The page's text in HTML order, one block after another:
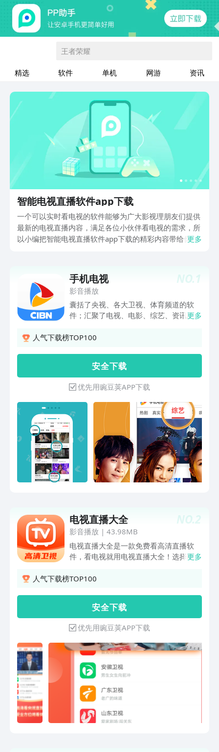
王者荣耀
精选 软件 单机 网游 资讯
智能电视直播软件app下载
一个可以实时看电视的软件能够为广大影视理朋友们提供
最新的电视直播内容，满足各位小伙伴看电视的需求，所
以小编把智能电视直播软件app下载的精彩内容带给你
的电视直播体验，有这方面需求的不妨下载下面这些软件
感受一下。
更多
NO.1
手机电视
影音播放
囊括了央视、各大卫视、体育频道的软
件；汇聚了电视、电影、综艺、资讯的播
典电影搜索即达，八卦一手掌握！追看热
出，都能让你更快的追看。万一错过，还
支持三天之内的节目回放，精彩剧情一集
不落。《欢乐颂2》《择天记》《思美
人》《白鹿原》《继承人》《外科》《大
唐荣耀2》。看 ：既有中央电视台、浙江
卫视、东方卫视、江苏卫视、湖南卫视等
各大卫道的，一秒换台不卡顿，高清频道
更流畅，时移回看新体验！还有CIBN轮
播频道，四海钓鱼、足球、劲爆体育等多
个特色频道，许多特色内容，等待着你来
发掘，更有美女、特色轮播、特色资讯，
体育频道齐全；NBA、中超、英超、亚
冠、CBA、欧冠、西甲、意甲、德甲、法
甲、奥运会、欧洲杯、美洲杯、世界杯预
选赛、大师杯、各类世锦赛，你与赛场之
间，只有一个播放器的距离。看综艺节
目：《奔跑吧》《七十二层奇楼》《朗读
了冰箱》《跨界歌王第二季》《金曲捞》
——喜剧、美食、脱口秀、音乐、明星挑
战、音乐歌唱、晚会盛典、益智竞赛、明
星访谈、婚恋相亲……是的，你能想到的
闲暇时间也不闲着。看电影：紧跟院线，
及时播放热门高清电影，《血战钢锯
岭》、《从你的全世界路过》、《我不是
潘金莲》、《湄公河行动》、《》、《七
月与安生》、《奇异博士》，更多热门影
片还在持续更新中。看电竞频道：如果你
是炉石传说、DOTA2、LOL、等游戏的
玩家，在游戏频道中可以24小时不间断
更多
人气下载榜TOP100
安 全 下 载
优先用豌豆荚APP下载
NO.2
电视直播大全
影音播放 | 43.98MB
电视直播大全是一款免费看高清直播软
件，看电视就用电视直播大全！选择电视
地方台、热播电影电视剧、综艺、动漫、
视：央视一套到十七套通通收录，还有更
多综艺、国防军事、财经投资卫视：湖南
卫视、浙江卫视、东方卫视、卫视、河南
卫视、江苏卫视、山东卫视、都市频道海
量节目等你看地方台：新闻、河南都市频
道、广东体育等热门地方台，浓浓家乡情
【看回放】支持电视直播回看和预定电视
节目的功能，精彩电视不会遗漏，不想看
广告，支持进度条拖动 【看热点】提供
看点功能，哪些电视直播节目有看点，一
点就知道。热门综艺、热播电影、电视
剧、游戏联赛、球类赛事，都以专题的形
更多
人气下载榜TOP100
安 全 下 载
优先用豌豆荚APP下载